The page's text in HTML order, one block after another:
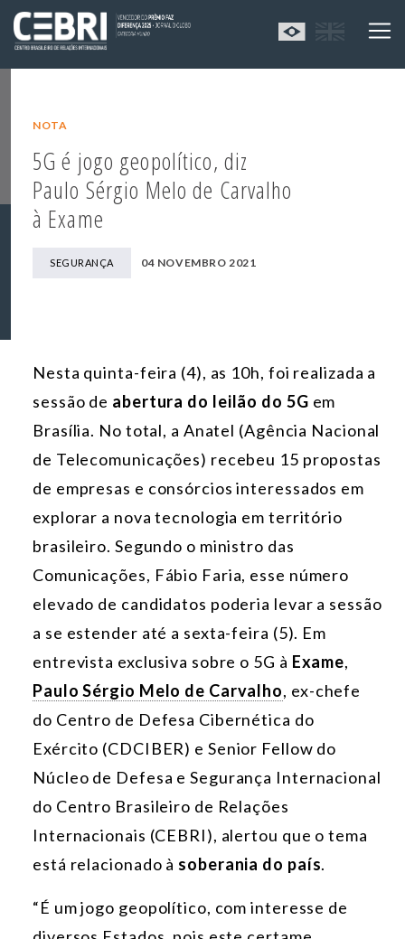
NOTA
5G é jogo geopolítico, diz
Paulo Sérgio Melo de Carvalho
à Exame
SEGURANÇA 04 NOVEMBRO 2021
Nesta quinta-feira (4), as 10h, foi realizada a
sessão de abertura do leilão do 5G em
Brasília. No total, a Anatel (Agência Nacional
de Telecomunicações) recebeu 15 propostas
de empresas e consórcios interessados em
explorar a nova tecnologia em território
brasileiro. Segundo o ministro das
Comunicações, Fábio Faria, esse número
elevado de candidatos poderia levar a sessão
a se estender até a sexta-feira (5). Em
entrevista exclusiva sobre o 5G à Exame,
Paulo Sérgio Melo de Carvalho, ex-chefe
do Centro de Defesa Cibernética do
Exército (CDCIBER) e Senior Fellow do
Núcleo de Defesa e Segurança Internacional
do Centro Brasileiro de Relações
Internacionais (CEBRI), alertou que o tema
está relacionado à soberania do país.
“É um jogo geopolítico, com interesse de